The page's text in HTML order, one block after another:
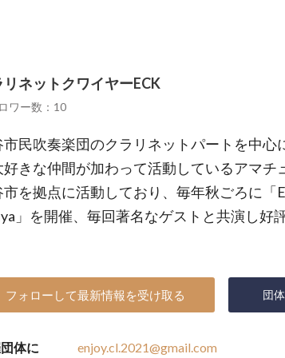
リネットクワイヤーECK
ワー数：10
市民吹奏楽団のクラリネットパートを中心
好きな仲間が加わって活動しているアマチ
市を拠点に活動しており、毎年秋ごろに「
」を開催、毎回著名なゲストと共演し好
フォローして最新情報を受け取る 団
体に enjoy.cl.2021@gmail.com